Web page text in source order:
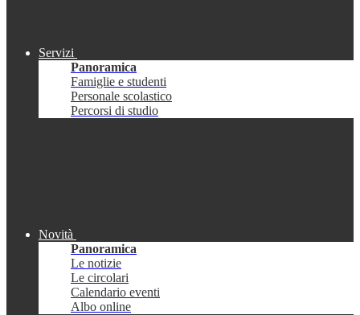
Servizi
Panoramica
Famiglie e studenti
Personale scolastico
Percorsi di studio
Novità
Panoramica
Le notizie
Le circolari
Calendario eventi
Albo online